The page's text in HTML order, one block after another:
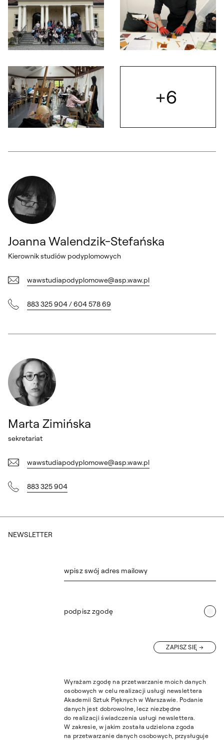
+6
Joanna Walendzik-Stefańska
Kierownik studiów podyplomowych
wawstudiapodyplomowe@asp.waw.pl
883 325 904 / 604 578 69
Marta Zimińska
sekretariat
wawstudiapodyplomowe@asp.waw.pl
883 325 904
NEWSLETTER
wpisz swój adres mailowy
podpisz zgodę
ZAPISZ SIĘ
Wyrażam zgodę na przetwarzanie moich danych
osobowych w celu realizacji usługi newslettera
Akademii Sztuk Pięknych w Warszawie. Podanie
danych jest dobrowolne, lecz niezbędne
do realizacji świadczenia usługi newslettera.
W zakresie, w jakim została udzielona zgoda
na przetwarzanie danych osobowych, przysługuje